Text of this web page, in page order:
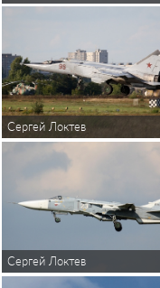
Сергей Локтев
Сергей Локтев